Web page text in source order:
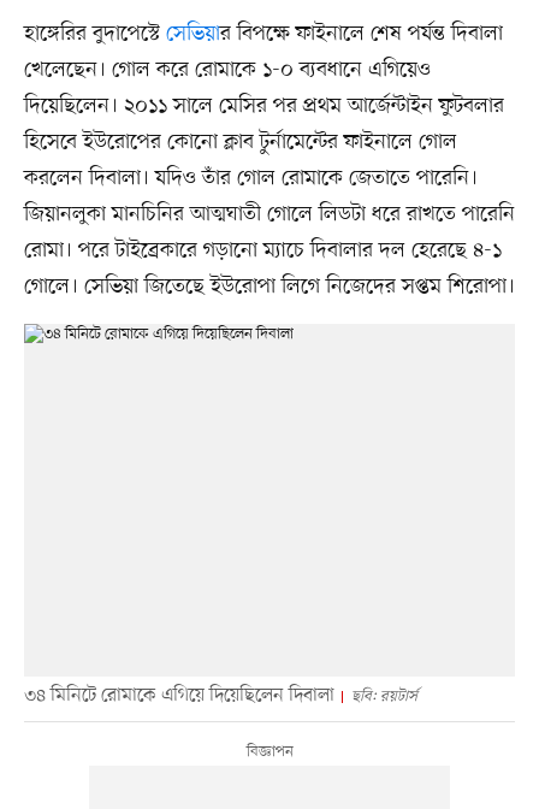
হাঙ্গেরির বুদাপেস্টে সেভিয়ার বিপক্ষে ফাইনালে শেষ পর্যন্ত দিবালা
খেলেছেন। গোল করে রোমাকে ১-০ ব্যবধানে এগিয়েও
দিয়েছিলেন। ২০১১ সালে মেসির পর প্রথম আর্জেন্টাইন ফুটবলার
হিসেবে ইউরোপের কোনো ক্লাব টুর্নামেন্টের ফাইনালে গোল
করলেন দিবালা। যদিও তাঁর গোল রোমাকে জেতাতে পারেনি।
জিয়ানলুকা মানচিনির আত্মঘাতী গোলে লিডটা ধরে রাখতে পারেনি
রোমা। পরে টাইব্রেকারে গড়ানো ম্যাচে দিবালার দল হেরেছে ৪-১
গোলে। সেভিয়া জিতেছে ইউরোপা লিগে নিজেদের সপ্তম শিরোপা।
৩৪ মিনিটে রোমাকে এগিয়ে দিয়েছিলেন দিবালা ছবি: রয়টার্স